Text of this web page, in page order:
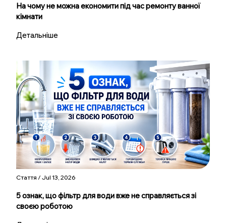
На чому не можна економити під час ремонту ванної
кімнати
Детальніше
Стаття / Jul 13, 2026
5 ознак, що фільтр для води вже не справляється зі
своєю роботою